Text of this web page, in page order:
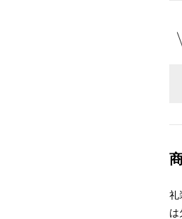
礼
は